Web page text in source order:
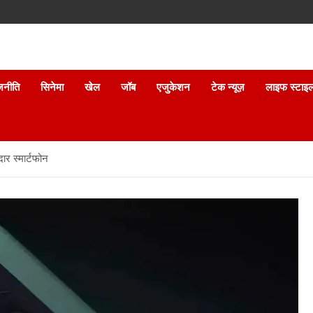
सिनेमा खेल जॉब एजुकेशन टेक न्यूज़ लाइफ
स्मार्टफोन